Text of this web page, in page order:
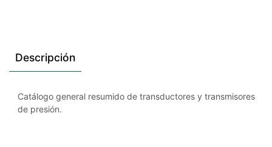
Descripción
Catálogo general resumido de transductores y transmisores
de presión.